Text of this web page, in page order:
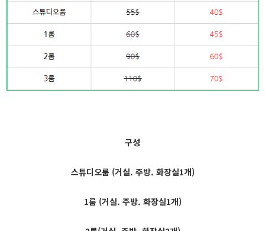
구성
스튜디오룸 (거실. 주방. 화장실1개)
1룸 (거실. 주방. 화장실1개)